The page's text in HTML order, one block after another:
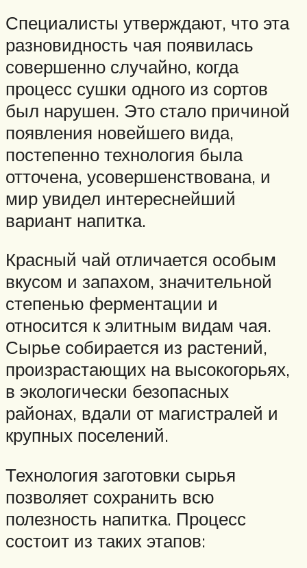
Специалисты утверждают, что эта
разновидность чая появилась
совершенно случайно, когда
процесс сушки одного из сортов
был нарушен. Это стало причиной
появления новейшего вида,
постепенно технология была
отточена, усовершенствована, и
мир увидел интереснейший
вариант напитка.
Красный чай отличается особым
вкусом и запахом, значительной
степенью ферментации и
относится к элитным видам чая.
Сырье собирается из растений,
произрастающих на высокогорьях,
в экологически безопасных
районах, вдали от магистралей и
крупных поселений.
Технология заготовки сырья
позволяет сохранить всю
полезность напитка. Процесс
состоит из таких этапов: